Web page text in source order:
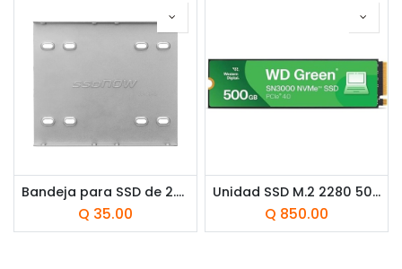
Bandeja para SSD de 2.5" a 3.5" Kingston SNA-BR2/35
Q 35.00
Unidad SSD M.2 2280 500GB Western Digital Green SN3000 NVMe PCIe Gen4 x4 5000 MB/s
Q 850.00